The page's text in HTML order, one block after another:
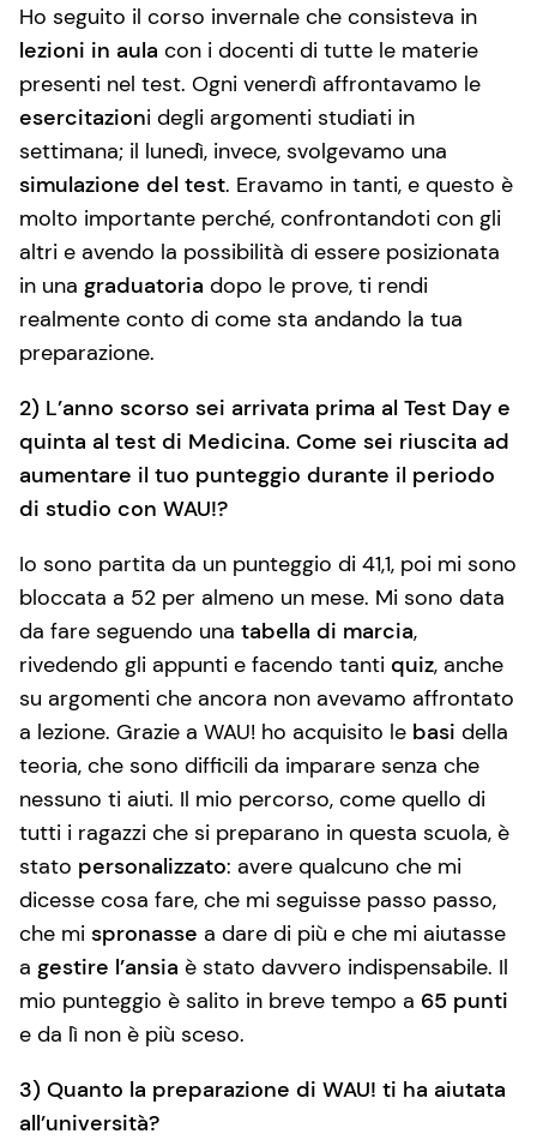
Ho seguito il corso invernale che consisteva in
lezioni in aula con i docenti di tutte le materie
presenti nel test. Ogni venerdì affrontavamo le
esercitazioni degli argomenti studiati in
settimana; il lunedì, invece, svolgevamo una
simulazione del test. Eravamo in tanti, e questo è
molto importante perché, confrontandoti con gli
altri e avendo la possibilità di essere posizionata
in una graduatoria dopo le prove, ti rendi
realmente conto di come sta andando la tua
preparazione.
2) L’anno scorso sei arrivata prima al Test Day e
quinta al test di Medicina. Come sei riuscita ad
aumentare il tuo punteggio durante il periodo
di studio con WAU!?
Io sono partita da un punteggio di 41,1, poi mi sono
bloccata a 52 per almeno un mese. Mi sono data
da fare seguendo una tabella di marcia,
rivedendo gli appunti e facendo tanti quiz, anche
su argomenti che ancora non avevamo affrontato
a lezione. Grazie a WAU! ho acquisito le basi della
teoria, che sono difficili da imparare senza che
nessuno ti aiuti. Il mio percorso, come quello di
tutti i ragazzi che si preparano in questa scuola, è
stato personalizzato: avere qualcuno che mi
dicesse cosa fare, che mi seguisse passo passo,
che mi spronasse a dare di più e che mi aiutasse
a gestire l’ansia è stato davvero indispensabile. Il
mio punteggio è salito in breve tempo a 65 punti
e da lì non è più sceso.
3) Quanto la preparazione di WAU! ti ha aiutata
all’università?